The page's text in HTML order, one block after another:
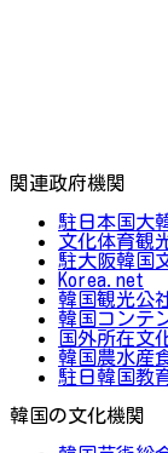
関連政府機関
駐日本国大
文化体育観
駐大阪韓国
Korea.net
韓国観光公
韓国コンテ
国外所在文
韓国農水産
駐日韓国教
韓国の文化機関